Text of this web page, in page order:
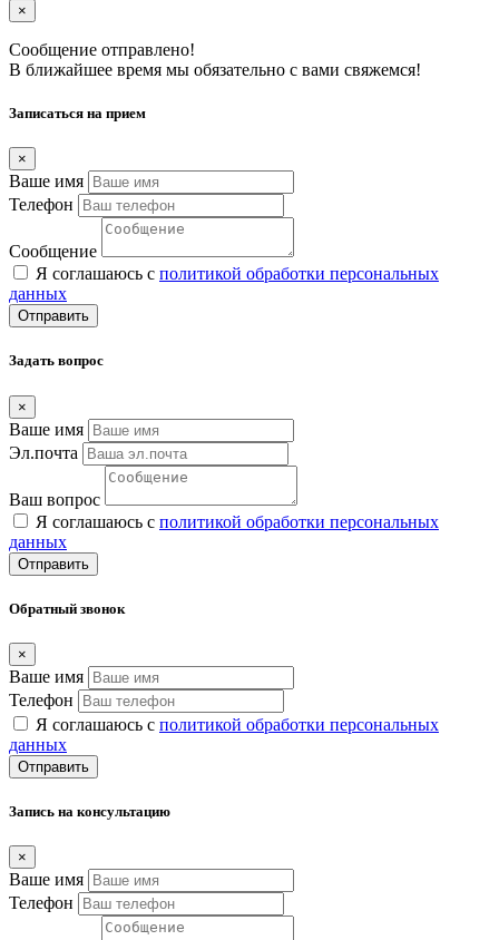
×
Сообщение отправлено!
В ближайшее время мы обязательно с вами свяжемся!
Записаться на прием
×
Ваше имя
Телефон
Сообщение
Я соглашаюсь с политикой обработки персональных
данных
Отправить
Задать вопрос
×
Ваше имя
Эл.почта
Ваш вопрос
Я соглашаюсь с политикой обработки персональных
данных
Отправить
Обратный звонок
×
Ваше имя
Телефон
Я соглашаюсь с политикой обработки персональных
данных
Отправить
Запись на консультацию
×
Ваше имя
Телефон